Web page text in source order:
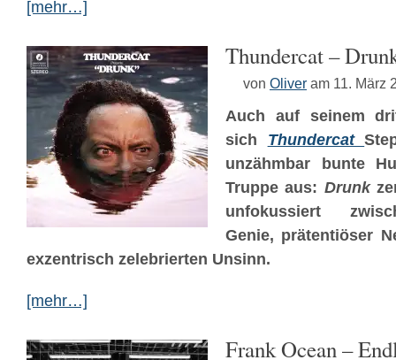
[mehr…]
Thundercat –
von Oliver am 11. März
Auch auf seinem
sich Thundercat
unzähmbar bunte
Truppe aus: Drunk
unfokussiert
Genie, prätentiöser
exzentrisch zelebrierten Unsinn.
[mehr…]
Frank Ocean –